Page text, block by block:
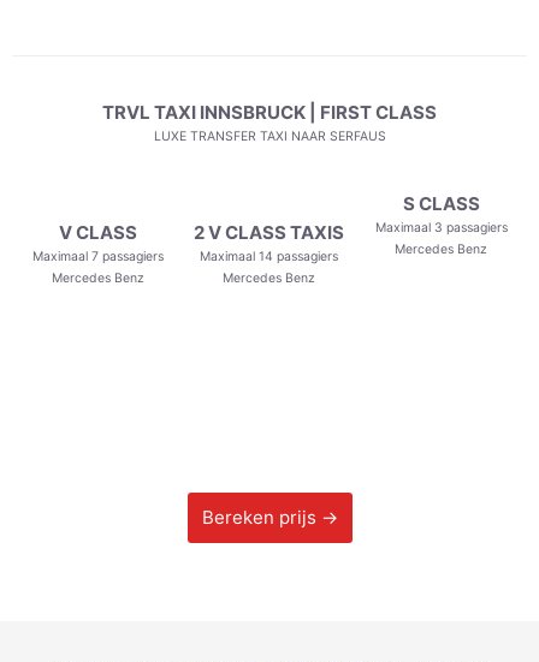
TRVL TAXI INNSBRUCK | FIRST CLASS
LUXE TRANSFER TAXI NAAR SERFAUS
V CLASS
Maximaal 7 passagiers
Mercedes Benz
2 V CLASS TAXIS
Maximaal 14 passagiers
Mercedes Benz
S CLASS
Maximaal 3 passagiers
Mercedes Benz
Bereken prijs →